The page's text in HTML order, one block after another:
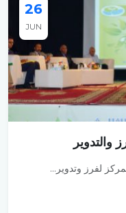
26
JUN
والتدوير
لفرز وتدوير...